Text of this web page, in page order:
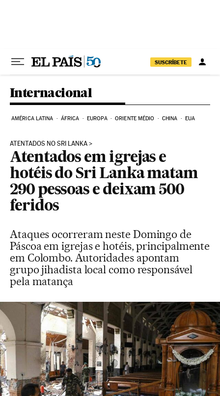
SUSCRÍBETE
Internacional
AMÉRICA LATINA ÁFRICA EUROPA ORIENTE MÉDIO CHINA EUA
ATENTADOS NO SRI LANKA
Atentados em igrejas e
hotéis do Sri Lanka matam
290 pessoas e deixam 500
feridos
Ataques ocorreram neste Domingo de
Páscoa em igrejas e hotéis, principalmente
em Colombo. Autoridades apontam
grupo jihadista local como responsável
pela matança